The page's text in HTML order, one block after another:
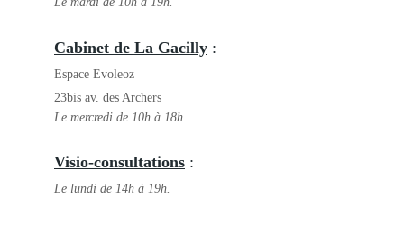
Visio-consultations :
Le lundi de 14h à 19h.
Cabinet de La Gacilly :
Espace Evoleoz
23bis av. des Archers
Le mercredi de 10h à 18h.